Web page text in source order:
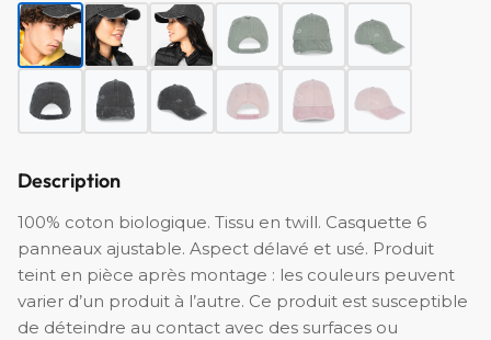
Description
100% coton biologique. Tissu en twill. Casquette 6
panneaux ajustable. Aspect délavé et usé. Produit
teint en pièce après montage : les couleurs peuvent
varier d’un produit à l’autre. Ce produit est susceptible
de déteindre au contact avec des surfaces ou